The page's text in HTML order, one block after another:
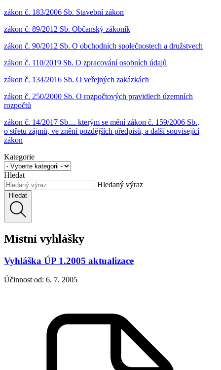
zákon č. 183/2006 Sb. Stavební zákon
zákon č. 89/2012 Sb. Občanský zákoník
zákon č. 90/2012 Sb. O obchodních společnostech a družstvech
zákon č. 110/2019 Sb. O zpracování osobních údajů
zákon č. 134/2016 Sb. O veřejných zakázkách
zákon č. 250/2000 Sb. O rozpočtových pravidlech územních
rozpočtů
zákon č. 14/2017 Sb.... kterým se mění zákon č. 159/2006 Sb.,
o střetu zájmů, ve znění pozdějších předpisů, a další související
zákon
Kategorie
Hledat
Hledaný výraz
Hledat
Místní vyhlášky
Vyhláška ÚP 1.2005 aktualizace
Účinnost od: 6. 7. 2005